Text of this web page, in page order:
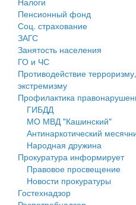
Противодействие коррупции
Контрольно-счетная палата
Персональные данные
Оценка регулирующего
Деятельность МУ
Нормативы
Правила землепользования
Генеральные планы
Проекты планировки
Собрание депутатов
Пенсионный фонд
Соц. страхование
ЗАГС
Занятость населения
ГО и ЧС
Противодействие
экстремизму
Профилактика
ГИБДД
МО МВД "Кашинский"
Антинаркотический
Народная дружина
Прокуратура информирует
Правовое просвещение
Новости прокуратуры
Гостехнадзор